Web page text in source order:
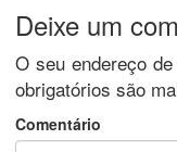
Deixe um
O seu endereço
obrigatórios são
Comentário